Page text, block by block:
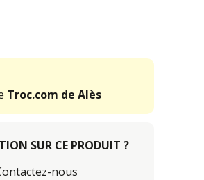
Troc.com de Alès
SUR CE PRODUIT ?
nous